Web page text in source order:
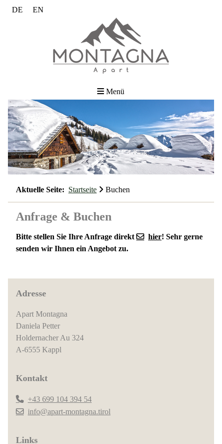
DE EN
Menü
Aktuelle Seite: Startseite Buchen
Anfrage & Buchen
Bitte stellen Sie Ihre Anfrage direkt hier! Sehr gerne
senden wir Ihnen ein Angebot zu.
Adresse
Apart Montagna
Daniela Petter
Holdernacher Au 324
A-6555 Kappl
Kontakt
+43 699 104 394 54
info@apart-montagna.tirol
Links